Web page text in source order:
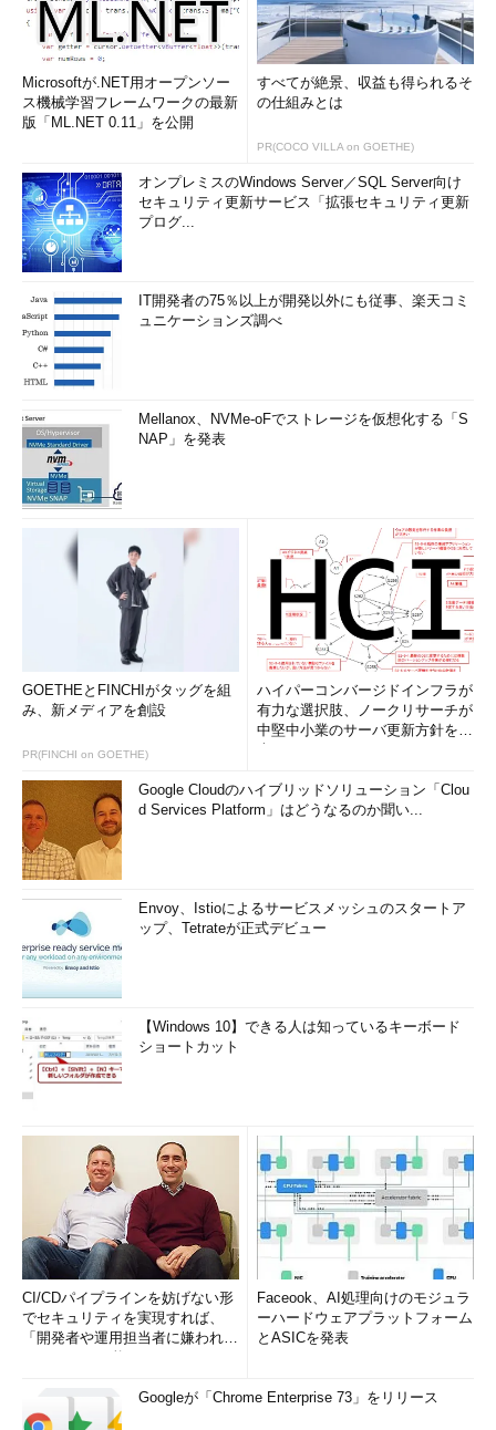
Microsoftが.NET用オープンソー
ス機械学習フレームワークの最新
版「ML.NET 0.11」を公開
すべてが絶景、収益も得られるそ
の仕組みとは
PR(COCO VILLA on GOETHE)
オンプレミスのWindows Server／SQL Server向け
セキュリティ更新サービス「拡張セキュリティ更新
プログ...
IT開発者の75％以上が開発以外にも従事、楽天コミ
ュニケーションズ調べ
Mellanox、NVMe-oFでストレージを仮想化する「S
NAP」を発表
GOETHEとFINCHIがタッグを組
み、新メディアを創設
PR(FINCHI on GOETHE)
ハイパーコンバージドインフラが
有力な選択肢、ノークリサーチが
中堅中小業のサーバ更新方針を調
Google Cloudのハイブリッドソリューション「Clou
d Services Platform」はどうなるのか聞い...
Envoy、Istioによるサービスメッシュのスタートア
ップ、Tetrateが正式デビュー
【Windows 10】できる人は知っているキーボード
ショートカット
CI/CDパイプラインを妨げない形
でセキュリティを実現すれば、
「開発者や運用担当者に嫌われな
Faceook、AI処理向けのモジュラ
ーハードウェアプラットフォーム
とASICを発表
Googleが「Chrome Enterprise 73」をリリース